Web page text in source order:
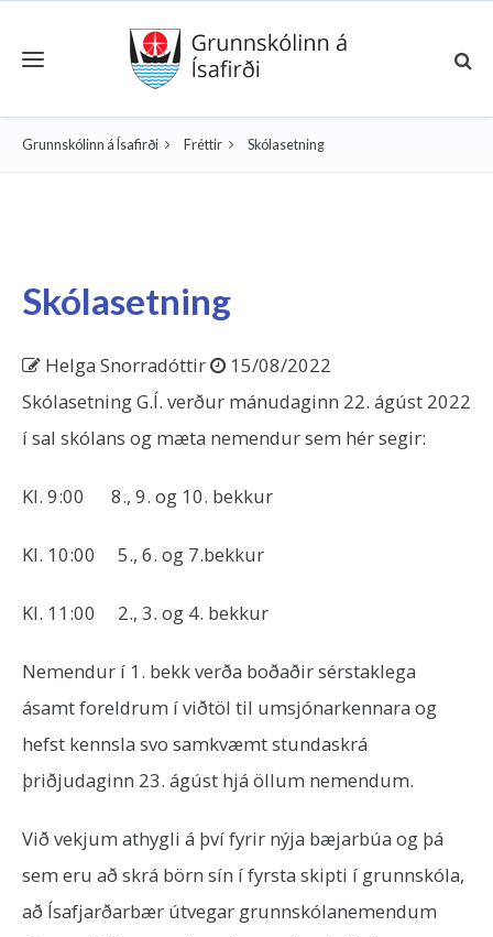
Toggle navigation
Grunnskólinn á Ísafirði Fréttir Skólasetning
Skólasetning
Helga Snorradóttir
15/08/2022
Skólasetning G.Í. verður mánudaginn 22. ágúst 2022
í sal skólans og mæta nemendur sem hér segir:
Kl. 9:00 8., 9. og 10. bekkur
Kl. 10:00 5., 6. og 7.bekkur
Kl. 11:00 2., 3. og 4. bekkur
Nemendur í 1. bekk verða boðaðir sérstaklega
ásamt foreldrum í viðtöl til umsjónarkennara og
hefst kennsla svo samkvæmt stundaskrá
þriðjudaginn 23. ágúst hjá öllum nemendum.
Við vekjum athygli á því fyrir nýja bæjarbúa og þá
sem eru að skrá börn sín í fyrsta skipti í grunnskóla,
að Ísafjarðarbær útvegar grunnskólanemendum